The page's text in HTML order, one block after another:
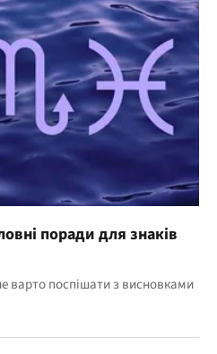
поради для знаків
варто поспішати з висновками